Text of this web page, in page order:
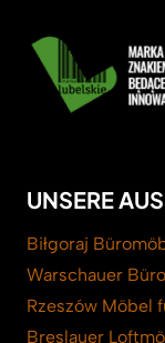
UNSERE
Biłgoraj
Warschauer
Rzeszów Möbel
Breslauer